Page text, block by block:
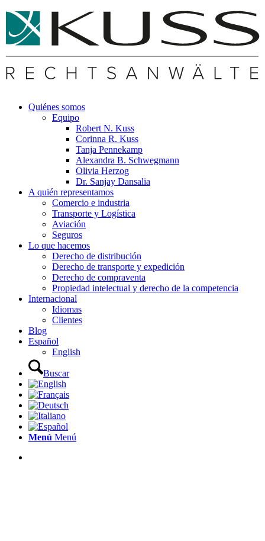
Quiénes somos
Equipo
Robert N. Kuss
Corinna R. Kuss
Tanja Pennekamp
Alexandra B. Schwegmann
Olivia Herzog
Dr. Sanjay Dansalia
A quién representamos
Comercio e industria
Transporte y Logística
Aviación
Seguros
Lo que hacemos
Derecho de distribución
Derecho de transporte y expedición
Derecho de compraventa
Propiedad intelectual y derecho de la competencia
Internacional
Idiomas
Clientes
Blog
Español
English
Buscar
Menú Menú